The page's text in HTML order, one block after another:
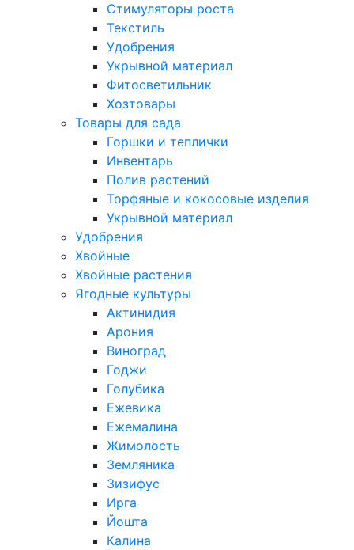
Стимуляторы роста
Текстиль
Удобрения
Укрывной материал
Фитосветильник
Хозтовары
Товары для сада
Горшки и теплички
Инвентарь
Полив растений
Торфяные и кокосовые изделия
Укрывной материал
Удобрения
Хвойные
Хвойные растения
Ягодные культуры
Актинидия
Арония
Виноград
Годжи
Голубика
Ежевика
Ежемалина
Жимолость
Земляника
Зизифус
Ирга
Йошта
Калина